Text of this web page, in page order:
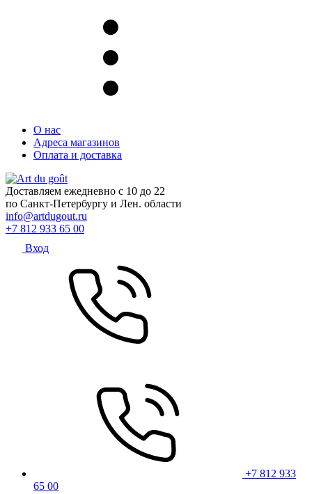
О нас
Адреса магазинов
Оплата и доставка
Доставляем ежедневно с 10 до 22
по Санкт-Петербургу и Лен. области
info@artdugout.ru
+7 812 933 65 00
Вход
+7 812 933
65 00